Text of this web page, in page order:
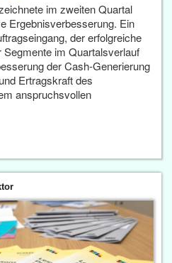
im zweiten Quartal
Ergebnisverbesserung. Ein
der erfolgreiche
Segmente im Quartalsverlauf
der Cash-Generierung
Ertragskraft des
anspruchsvollen